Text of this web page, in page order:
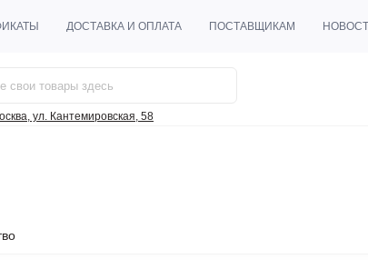
ДОСТАВКА И ОПЛАТА ПОСТАВЩИКАМ
ул. Кантемировская, 58